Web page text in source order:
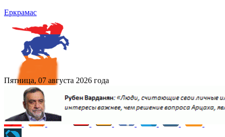
Еркрамас
Пятница, 07 августа 2026 года